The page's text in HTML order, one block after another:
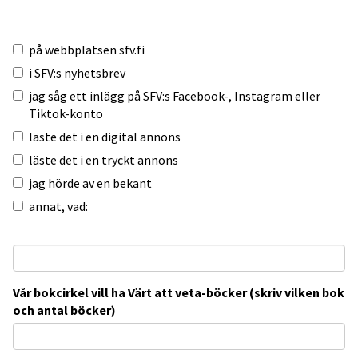
på webbplatsen sfv.fi
i SFV:s nyhetsbrev
jag såg ett inlägg på SFV:s Facebook-, Instagram eller
Tiktok-konto
läste det i en digital annons
läste det i en tryckt annons
jag hörde av en bekant
annat, vad:
Vår bokcirkel vill ha Värt att veta-böcker (skriv vilken bok
och antal böcker)